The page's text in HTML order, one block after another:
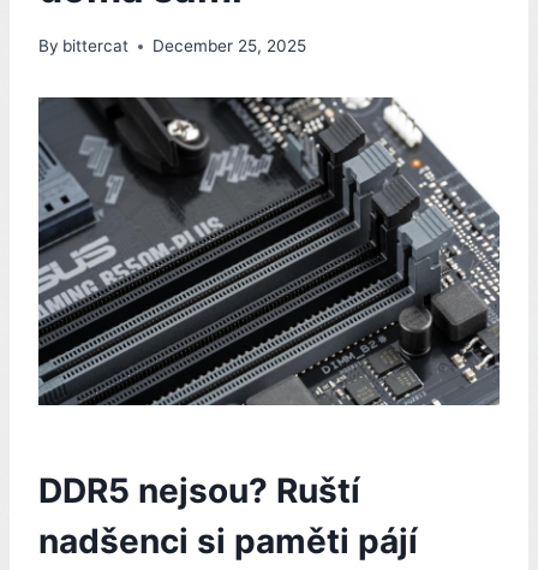
By bittercat December 25, 2025
DDR5 nejsou? Ruští
nadšenci si paměti pájí